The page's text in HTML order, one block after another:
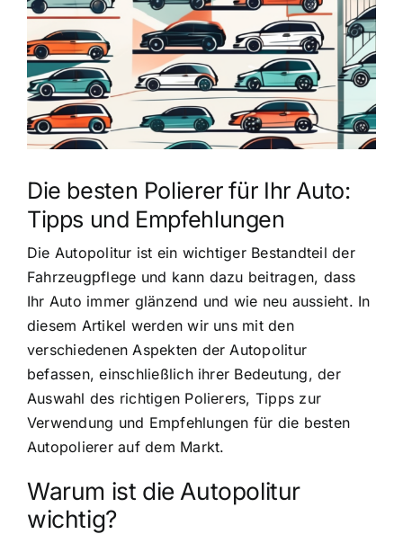
grösseres
Bild
Die besten Polierer für Ihr Auto:
Tipps und Empfehlungen
Die Autopolitur ist ein wichtiger Bestandteil der
Fahrzeugpflege und kann dazu beitragen, dass
Ihr Auto immer glänzend und wie neu aussieht. In
diesem Artikel werden wir uns mit den
verschiedenen Aspekten der Autopolitur
befassen, einschließlich ihrer Bedeutung, der
Auswahl des richtigen Polierers, Tipps zur
Verwendung und Empfehlungen für die besten
Autopolierer auf dem Markt.
Warum ist die Autopolitur
wichtig?